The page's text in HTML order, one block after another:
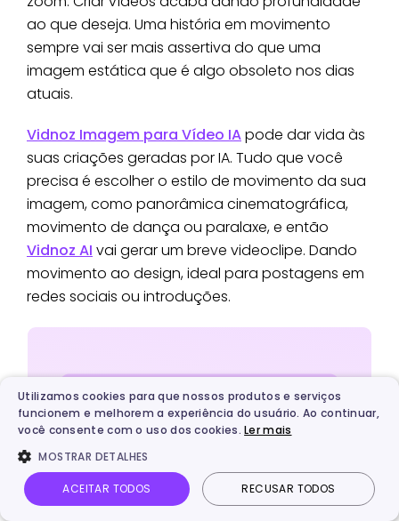
ao que deseja. Uma história em movimento
sempre vai ser mais assertiva do que uma
imagem estática que é algo obsoleto nos dias
atuais.
Vidnoz Imagem para Vídeo IApode dar vida às
suas criações geradas por IA. Tudo que você
precisa é escolher o estilo de movimento da sua
imagem, como panorâmica cinematográfica,
movimento de dança ou paralaxe, e então
Vidnoz AI vai gerar um breve videoclipe. Dando
movimento ao design, ideal para postagens em
redes sociais ou introduções.
Utilizamos cookies para que nossos produtos e serviços
funcionem e melhorem a experiência do usuário. Ao continuar,
você consente com o uso dos cookies.Ler mais
MOSTRAR DETALHES
ACEITAR TODOS RECUSAR TODOS